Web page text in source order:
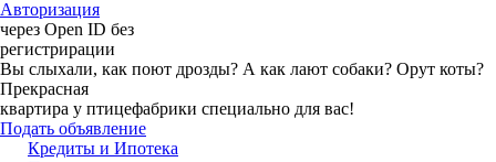
Авторизация
через Open ID без
регистрирации
Вы слыхали, как поют дрозды? А как лают собаки? Орут коты?
Прекрасная
квартира у птицефабрики специально для вас!
Подать объявление
Кредиты и Ипотека